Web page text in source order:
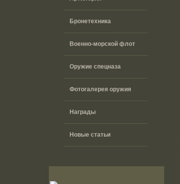
Бронетехника
Военно-морской флот
Оружие спецназа
Фотогалерея оружия
Награды
Новые статьи